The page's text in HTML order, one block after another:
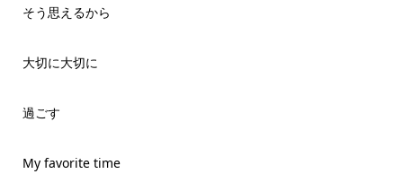
そう思えるから
大切に大切に
過ごす
My favorite time